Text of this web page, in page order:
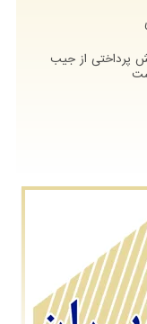
پرداختی از جیب